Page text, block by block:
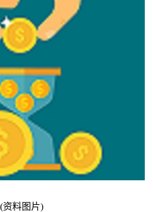
(资料图片)